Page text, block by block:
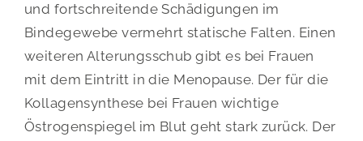
und fortschreitende Schädigungen im
Bindegewebe vermehrt statische Falten. Einen
weiteren Alterungsschub gibt es bei Frauen
mit dem Eintritt in die Menopause. Der für die
Kollagensynthese bei Frauen wichtige
Östrogenspiegel im Blut geht stark zurück. Der